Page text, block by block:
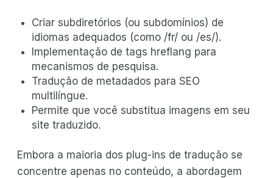
Criar subdiretórios (ou subdomínios) de
idiomas adequados (como /fr/ ou /es/).
Implementação de tags hreflang para
mecanismos de pesquisa.
Tradução de metadados para SEO
multilíngue.
Permite que você substitua imagens em seu
site traduzido.
Embora a maioria dos plug-ins de tradução se
concentre apenas no conteúdo, a abordagem